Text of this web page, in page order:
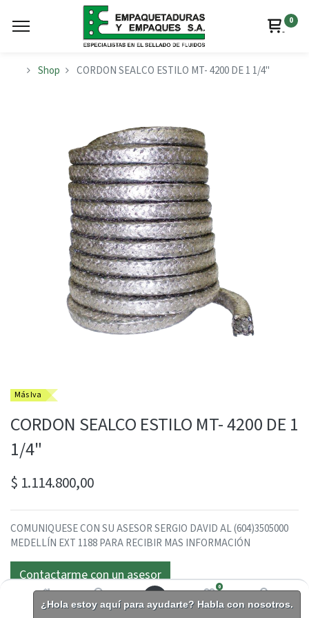
Inicio Buscar
0
Lista de
Cuenta
0
Shop CORDON SEALCO ESTILO MT- 4200 DE 1 1/4"
Más Iva
CORDON SEALCO ESTILO MT- 4200 DE 1
1/4"
$ 1.114.800,00
COMUNIQUESE CON SU ASESOR SERGIO DAVID AL (604)3505000
MEDELLÍN EXT 1188 PARA RECIBIR MAS INFORMACIÓN
Contactarme con un asesor
¿Hola estoy aquí para ayudarte? Habla con nosotros.